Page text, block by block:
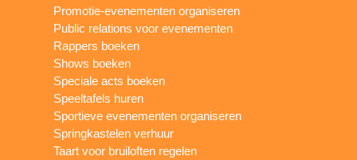
Promotie-evenementen organiseren
Public relations voor evenementen
Rappers boeken
Shows boeken
Speciale acts boeken
Speeltafels huren
Sportieve evenementen organiseren
Springkastelen verhuur
Taart voor bruiloften regelen